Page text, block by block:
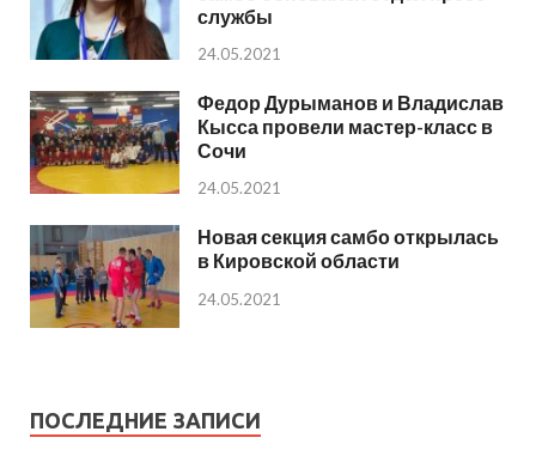
службы
24.05.2021
Федор Дурыманов и Владислав
Кысса провели мастер-класс в
Сочи
24.05.2021
Новая секция самбо открылась
в Кировской области
24.05.2021
ПОСЛЕДНИЕ ЗАПИСИ